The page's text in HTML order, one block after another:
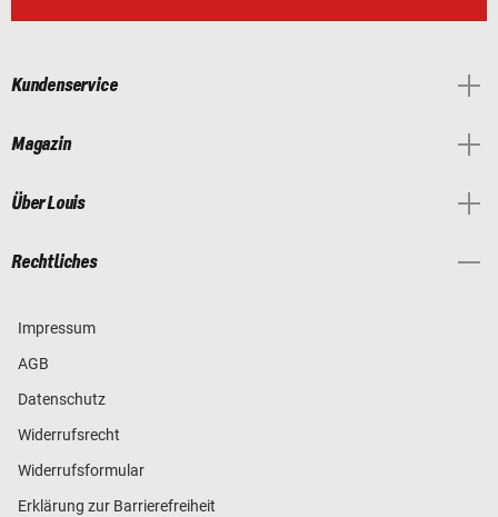
Kundenservice
Magazin
Über Louis
Rechtliches
Impressum
AGB
Datenschutz
Widerrufsrecht
Widerrufsformular
Erklärung zur Barrierefreiheit